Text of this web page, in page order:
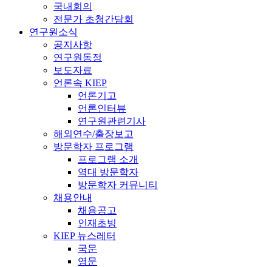
국내회의
전문가 초청간담회
연구원소식
공지사항
연구원동정
보도자료
언론속 KIEP
언론기고
언론인터뷰
연구원관련기사
해외연수/출장보고
방문학자 프로그램
프로그램 소개
역대 방문학자
방문학자 커뮤니티
채용안내
채용공고
인재초빙
KIEP 뉴스레터
국문
영문